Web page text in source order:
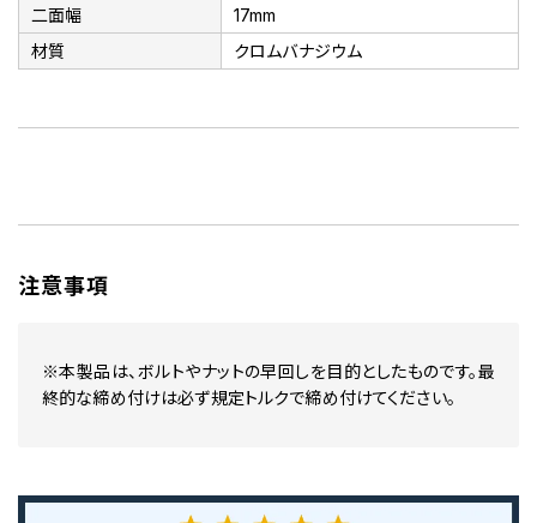
二面幅
17mm
材質
クロムバナジウム
注意事項
※本製品は、ボルトやナットの早回しを目的としたものです。最
終的な締め付けは必ず規定トルクで締め付けてください。